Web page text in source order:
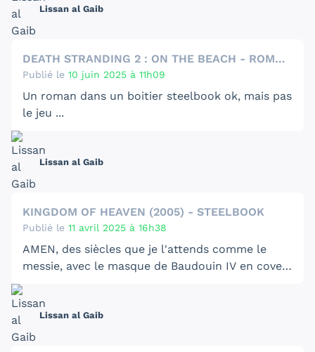
Lissan al Gaib
DEATH STRANDING 2 : ON THE BEACH - ROMAN DANS UN BOITIER STEELBOOK
Publié le 10 juin 2025 à 11h09
Un roman dans un boitier steelbook ok, mais pas
le jeu ...
Lissan al Gaib
KINGDOM OF HEAVEN (2005) - STEELBOOK
Publié le 11 avril 2025 à 16h38
AMEN, des siècles que je l'attends comme le
messie, avec le masque de Baudouin IV en cover
Lissan al Gaib